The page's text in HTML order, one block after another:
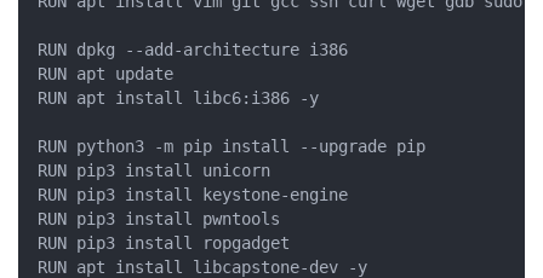
RUN dpkg --add-architecture i386
RUN apt update
RUN apt install libc6:i386 -y
RUN python3 -m pip install --upgrade pip
RUN pip3 install unicorn
RUN pip3 install keystone-engine
RUN pip3 install pwntools
RUN pip3 install ropgadget
RUN apt install libcapstone-dev -y